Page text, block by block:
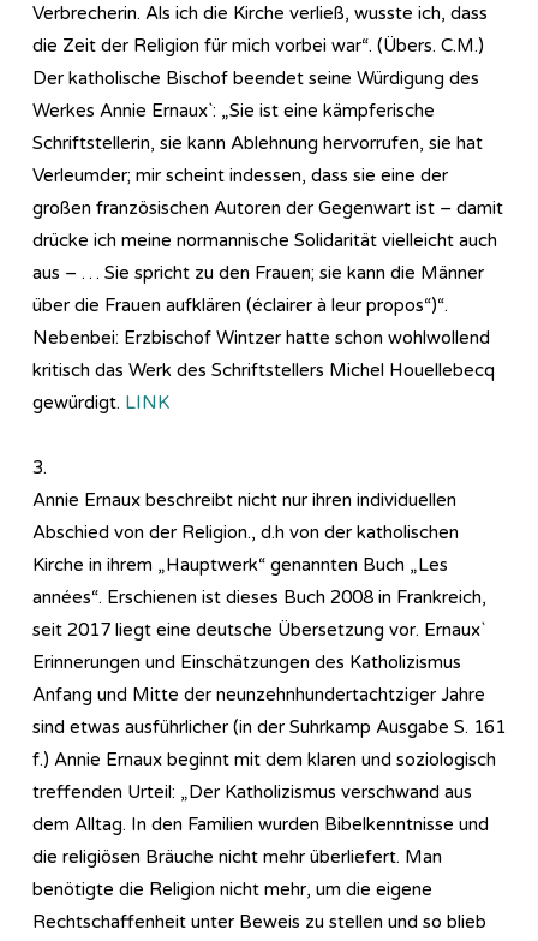
Verbrecherin. Als ich die Kirche verließ, wusste ich, dass
die Zeit der Religion für mich vorbei war“. (Übers. C.M.)
Der katholische Bischof beendet seine Würdigung des
Werkes Annie Ernaux`: „Sie ist eine kämpferische
Schriftstellerin, sie kann Ablehnung hervorrufen, sie hat
Verleumder; mir scheint indessen, dass sie eine der
großen französischen Autoren der Gegenwart ist – damit
drücke ich meine normannische Solidarität vielleicht auch
aus – … Sie spricht zu den Frauen; sie kann die Männer
über die Frauen aufklären (éclairer à leur propos“)“.
Nebenbei: Erzbischof Wintzer hatte schon wohlwollend
kritisch das Werk des Schriftstellers Michel Houellebecq
gewürdigt. LINK
3.
Annie Ernaux beschreibt nicht nur ihren individuellen
Abschied von der Religion., d.h von der katholischen
Kirche in ihrem „Hauptwerk“ genannten Buch „Les
années“. Erschienen ist dieses Buch 2008 in Frankreich,
seit 2017 liegt eine deutsche Übersetzung vor. Ernaux`
Erinnerungen und Einschätzungen des Katholizismus
Anfang und Mitte der neunzehnhundertachtziger Jahre
sind etwas ausführlicher (in der Suhrkamp Ausgabe S. 161
f.) Annie Ernaux beginnt mit dem klaren und soziologisch
treffenden Urteil: „Der Katholizismus verschwand aus
dem Alltag. In den Familien wurden Bibelkenntnisse und
die religiösen Bräuche nicht mehr überliefert. Man
benötigte die Religion nicht mehr, um die eigene
Rechtschaffenheit unter Beweis zu stellen und so blieb